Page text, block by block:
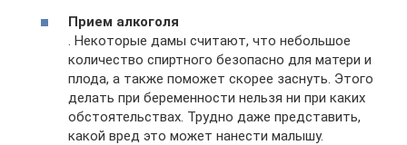
Прием алкоголя
. Некоторые дамы считают, что небольшое
количество спиртного безопасно для матери и
плода, а также поможет скорее заснуть. Этого
делать при беременности нельзя ни при каких
обстоятельствах. Трудно даже представить,
какой вред это может нанести малышу.